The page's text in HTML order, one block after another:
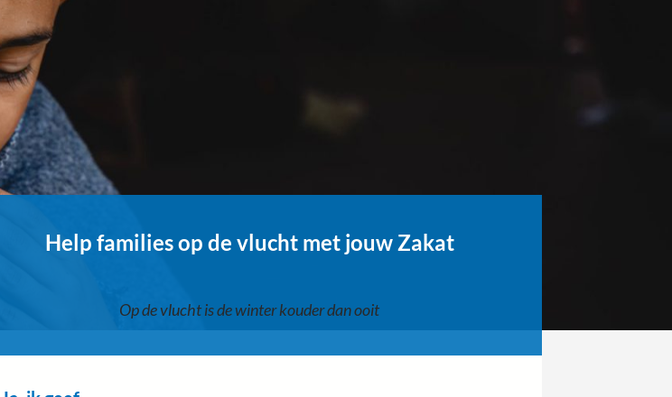
Help families op de vlucht met jouw Zakat
Op de vlucht is de winter kouder dan ooit